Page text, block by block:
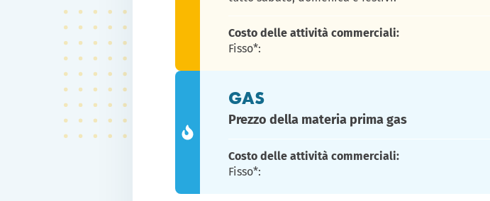
Costo delle attività commerciali:
Fisso*:
GAS
Prezzo della materia prima gas
Costo delle attività commerciali:
Fisso*: